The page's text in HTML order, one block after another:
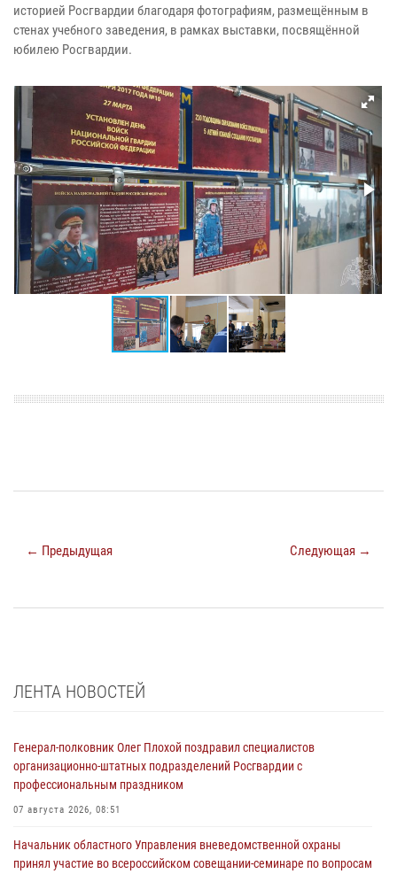
историей Росгвардии благодаря фотографиям, размещённым в
стенах учебного заведения, в рамках выставки, посвящённой
юбилею Росгвардии.
← Предыдущая Следующая →
ЛЕНТА НОВОСТЕЙ
Генерал-полковник Олег Плохой поздравил специалистов
организационно-штатных подразделений Росгвардии с
профессиональным праздником
07 августа 2026, 08:51
Начальник областного Управления вневедомственной охраны
принял участие во всероссийском совещании-семинаре по вопросам